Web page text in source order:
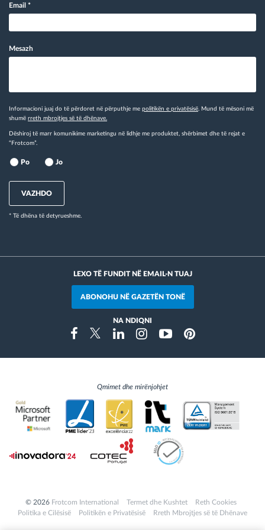
Email *
Mesazh
Informacioni juaj do të përdoret në përputhje me politikën e privatësisë . Mund të mësoni më
shumë rreth mbrojtjes së të dhënave.
Dëshiroj të marr komunikime marketingu në lidhje me produktet, shërbimet dhe të rejat e
“Frotcom”.
Po Jo
VAZHDO
* Të dhëna të detyrueshme.
LEXO TË FUNDIT NË EMAIL-N TUAJ
ABONOHU NË GAZETËN TONË
NA NDIQNI
FacebookTwitterLinkedinInstragramYoutubePinterest
Qmimet dhe mirënjohjet
© 2026 Frotcom International Termet dhe Kushtet
Reth Cookies
Politika e Cilësisë
Politikën e Privatësisë Rreth Mbrojtjes së të Dhënave